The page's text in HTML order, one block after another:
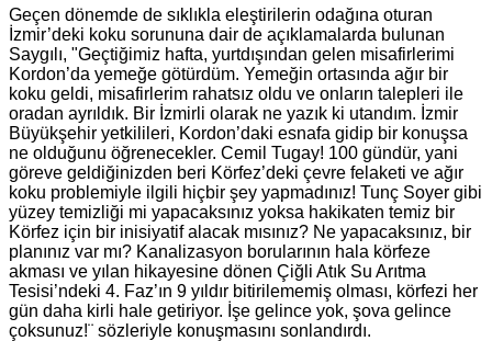
Geçen dönemde de sıklıkla eleştirilerin odağına oturan
İzmir’deki koku sorununa dair de açıklamalarda bulunan
Saygılı, "Geçtiğimiz hafta, yurtdışından gelen misafirlerimi
Kordon’da yemeğe götürdüm. Yemeğin ortasında ağır bir
koku geldi, misafirlerim rahatsız oldu ve onların talepleri ile
oradan ayrıldık. Bir İzmirli olarak ne yazık ki utandım. İzmir
Büyükşehir yetkilileri, Kordon’daki esnafa gidip bir konuşsa
ne olduğunu öğrenecekler. Cemil Tugay! 100 gündür, yani
göreve geldiğinizden beri Körfez’deki çevre felaketi ve ağır
koku problemiyle ilgili hiçbir şey yapmadınız! Tunç Soyer gibi
yüzey temizliği mi yapacaksınız yoksa hakikaten temiz bir
Körfez için bir inisiyatif alacak mısınız? Ne yapacaksınız, bir
planınız var mı? Kanalizasyon borularının hala körfeze
akması ve yılan hikayesine dönen Çiğli Atık Su Arıtma
Tesisi’ndeki 4. Faz’ın 9 yıldır bitirilememiş olması, körfezi her
gün daha kirli hale getiriyor. İşe gelince yok, şova gelince
çoksunuz!¨ sözleriyle konuşmasını sonlandırdı.